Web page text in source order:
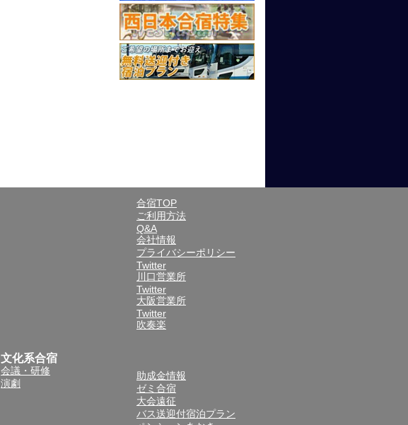
合宿TOP
ご利用方法
Q&A
会社情報
プライバシーポリシー
Twitter
川口営業所
Twitter
大阪営業所
Twitter
吹奏楽
文化系合宿
会議・研修
演劇
助成金情報
ゼミ合宿
大会遠征
バス送迎付宿泊プラン